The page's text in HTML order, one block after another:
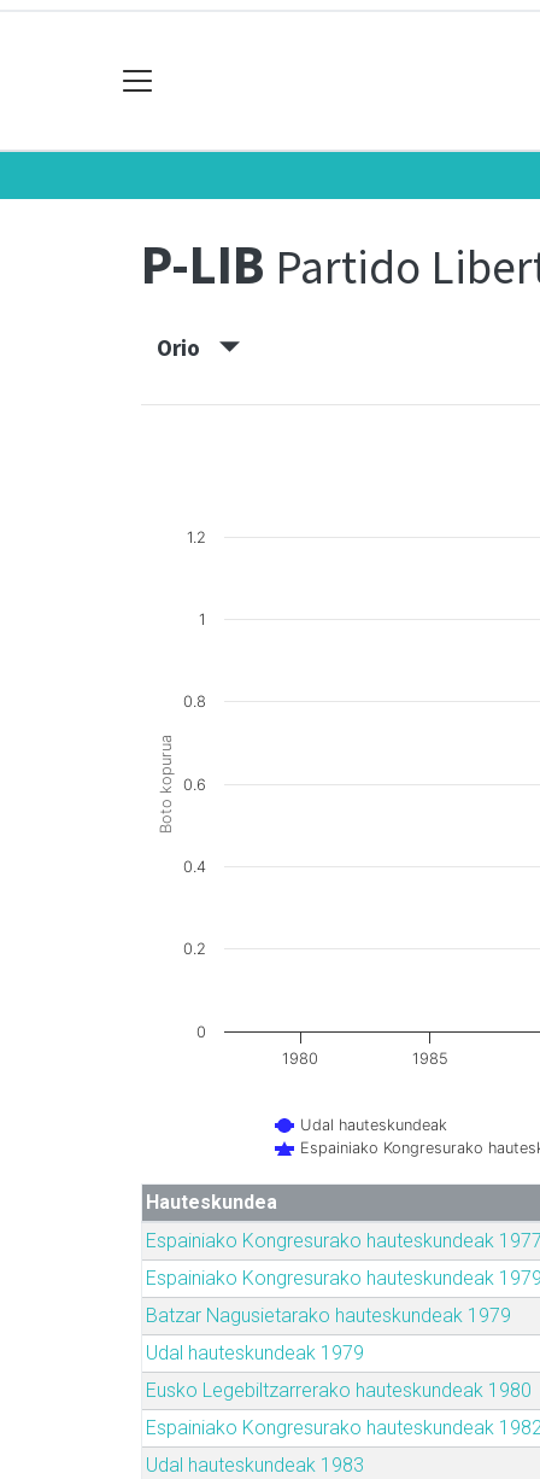
P-LIB Partido
Orio
Boto kopurua
Udal hauteskundeak
Espainiako Kongresurako
1980 1985
0
0.2
0.4
0.6
0.8
1
1.2
Hauteskundea
Espainiako Kongresurako hauteskundeak 1977
Espainiako Kongresurako hauteskundeak 1979
Batzar Nagusietarako hauteskundeak 1979
Udal hauteskundeak 1979
Eusko Legebiltzarrerako hauteskundeak 1980
Espainiako Kongresurako hauteskundeak
Udal hauteskundeak 1983